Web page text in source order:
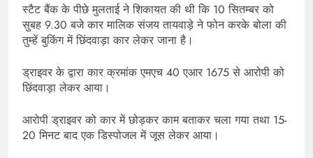
स्टैट बैंक के पीछे मुलताई ने शिकायत की थी कि 10 सितम्बर को
सुबह 9.30 बजे कार मालिक संजय तायवाड़े ने फोन करके बोला की
तुम्हें बुकिंग में छिंदवाड़ा कार लेकर जाना है।
ड्राइवर के द्वारा कार क्रमांक एमएच 40 एआर 1675 से आरोपी को
छिंदवाड़ा लेकर आया।
आरोपी ड्राइवर को कार में छोड़कर काम बताकर चला गया तथा 15-
20 मिनट बाद एक डिस्पोजल में जूस लेकर आया।